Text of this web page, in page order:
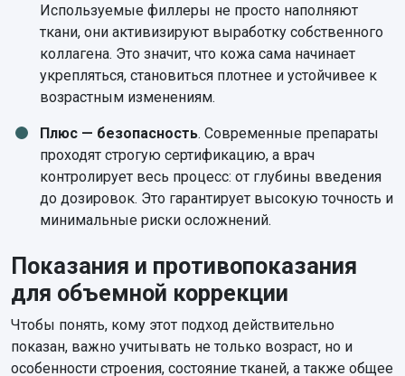
Используемые филлеры не просто наполняют
ткани, они активизируют выработку собственного
коллагена. Это значит, что кожа сама начинает
укрепляться, становиться плотнее и устойчивее к
возрастным изменениям.
Плюс — безопасность. Современные препараты
проходят строгую сертификацию, а врач
контролирует весь процесс: от глубины введения
до дозировок. Это гарантирует высокую точность и
минимальные риски осложнений.
Показания и противопоказания
для объемной коррекции
Чтобы понять, кому этот подход действительно
показан, важно учитывать не только возраст, но и
особенности строения, состояние тканей, а также общее